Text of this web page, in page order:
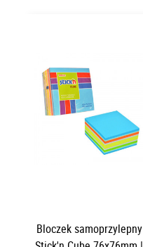
Bloczek samoprzylepny